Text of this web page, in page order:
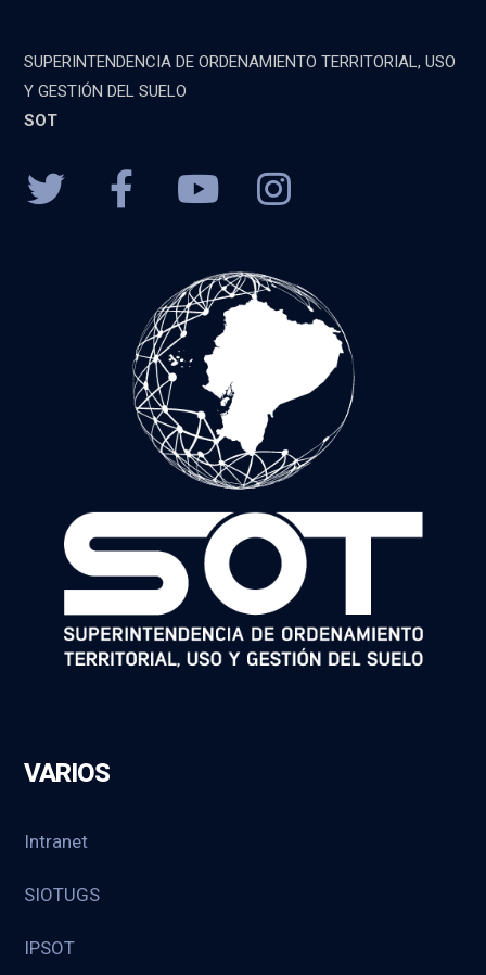
SUPERINTENDENCIA DE ORDENAMIENTO TERRITORIAL, USO
Y GESTIÓN DEL SUELO
SOT
VARIOS
Intranet
SIOTUGS
IPSOT